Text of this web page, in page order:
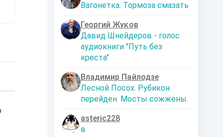
Вагонетка. Тормоза смазать
Георгий Жуков
Давид Шнейдеров - голос
аудиокниги "Путь без
креста"
Владимир Пайлодзе
Лесной Посох. Рубикон
перейден. Мосты сожжены.
asteric228
в